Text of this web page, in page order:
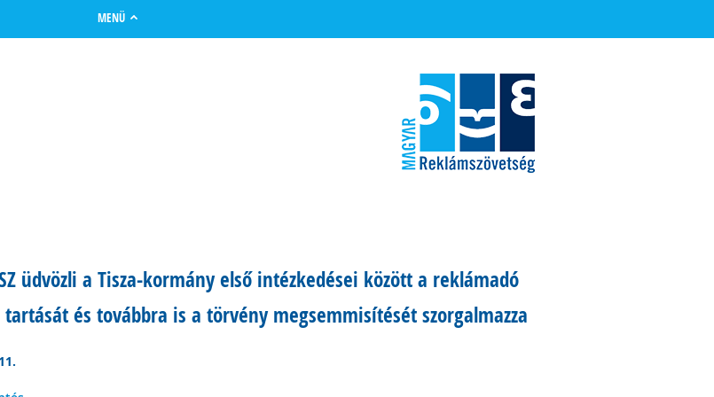
MENÜ
üdvözli a Tisza-kormány első intézkedései között a reklámadó
és továbbra is a törvény megsemmisítését szorgalmazza